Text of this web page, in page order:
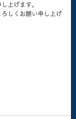
上げます。
しくお願い申し上げ